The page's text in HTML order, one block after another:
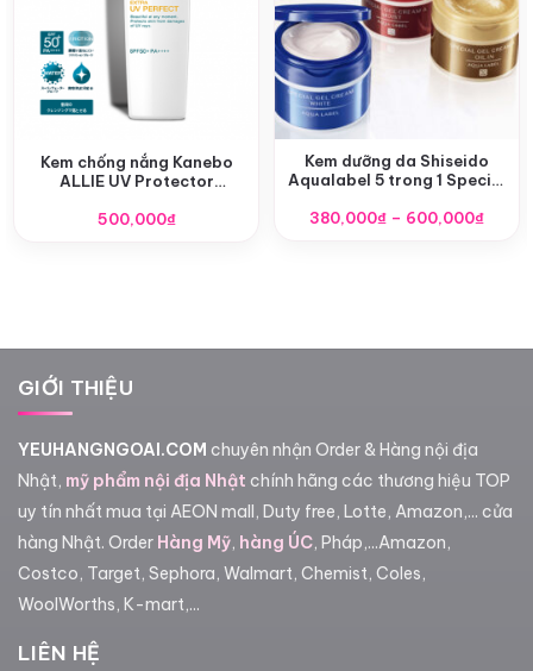
Kem chống nắng Kanebo
ALLIE UV Protector
500,000₫
Kem dưỡng da Shiseido
Aqualabel 5 trong 1 Special
380,000₫ – 600,000₫
GIỚI THIỆU
YEUHANGNGOAI.COM chuyên nhận Order & Hàng nội địa
Nhật, mỹ phẩm nội địa Nhật chính hãng các thương hiệu TOP
uy tín nhất mua tại AEON mall, Duty free, Lotte, Amazon,... cửa
hàng Nhật. Order Hàng Mỹ, hàng ÚC, Pháp,...Amazon,
Costco, Target, Sephora, Walmart, Chemist, Coles,
WoolWorths, K-mart,...
LIÊN HỆ